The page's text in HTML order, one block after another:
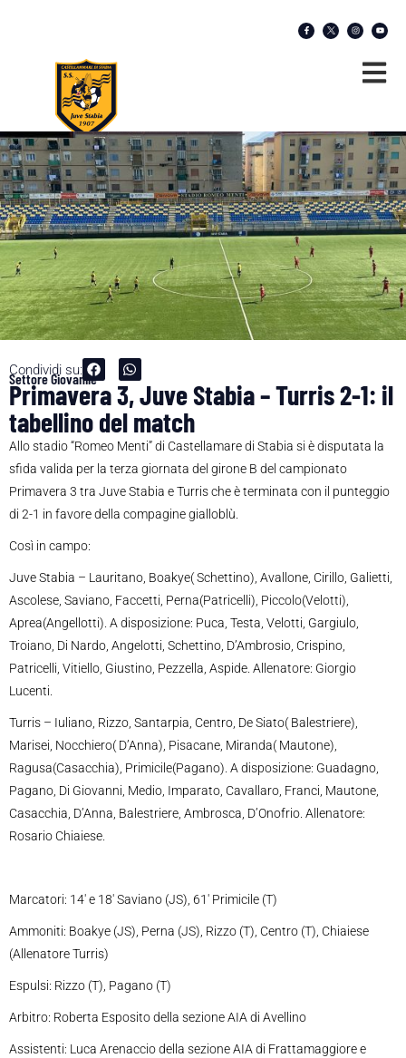
Condividi su:
Settore Giovanile
Primavera 3, Juve Stabia – Turris 2-1: il
tabellino del match
Allo stadio “Romeo Menti” di Castellamare di Stabia si è disputata la
sfida valida per la terza giornata del girone B del campionato
Primavera 3 tra Juve Stabia e Turris che è terminata con il punteggio
di 2-1 in favore della compagine gialloblù.
Così in campo:
Juve Stabia – Lauritano, Boakye( Schettino), Avallone, Cirillo, Galietti,
Ascolese, Saviano, Faccetti, Perna(Patricelli), Piccolo(Velotti),
Aprea(Angellotti). A disposizione: Puca, Testa, Velotti, Gargiulo,
Troiano, Di Nardo, Angelotti, Schettino, D’Ambrosio, Crispino,
Patricelli, Vitiello, Giustino, Pezzella, Aspide. Allenatore: Giorgio
Lucenti.
Turris – Iuliano, Rizzo, Santarpia, Centro, De Siato( Balestriere),
Marisei, Nocchiero( D’Anna), Pisacane, Miranda( Mautone),
Ragusa(Casacchia), Primicile(Pagano). A disposizione: Guadagno,
Pagano, Di Giovanni, Medio, Imparato, Cavallaro, Franci, Mautone,
Casacchia, D’Anna, Balestriere, Ambrosca, D’Onofrio. Allenatore:
Rosario Chiaiese.
Marcatori: 14′ e 18′ Saviano (JS), 61′ Primicile (T)
Ammoniti: Boakye (JS), Perna (JS), Rizzo (T), Centro (T), Chiaiese
(Allenatore Turris)
Espulsi: Rizzo (T), Pagano (T)
Arbitro: Roberta Esposito della sezione AIA di Avellino
Assistenti: Luca Arenaccio della sezione AIA di Frattamaggiore e